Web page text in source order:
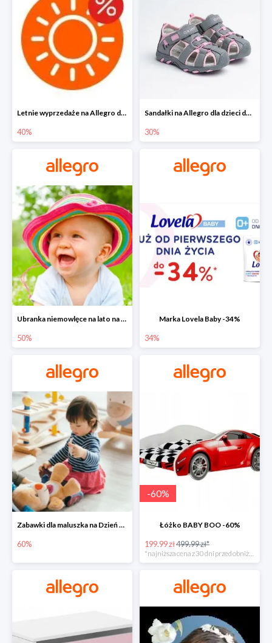
Letnie wyprzedaże na Allegro do -40%
40%
Sandałki na Allegro dla dzieci do -30%
30%
Ubranka niemowlęce na lato na Allegro do -50%
50%
Marka Lovela Baby -34%
34%
Zabawki dla maluszka na Dzień Dziecka na Allegro do -60%
60%
-60%
Łóżko BABY BOO -60%
199.99 zł499.99 zł*
*najniższa cena z 30 dni przed obniżką